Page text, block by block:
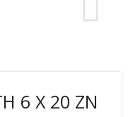
6 X 20 ZN